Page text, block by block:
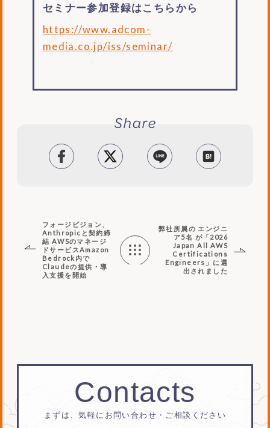
セミナー参加登録はこちらから
https://www.adcom-
media.co.jp/iss/seminar/
facebooktweet LINE はてブ
フォージビジョン、
Anthropicと契約締
結 AWSのマネージ
ドサービスAmazon
Bedrock内で
Claudeの提供・導
入支援を開始
弊社所属の エンジニ
ア5名 が「2026
Japan All AWS
Certifications
Engineers」に選
出されました
Contacts
まずは、気軽にお問い合わせ・ご相談ください